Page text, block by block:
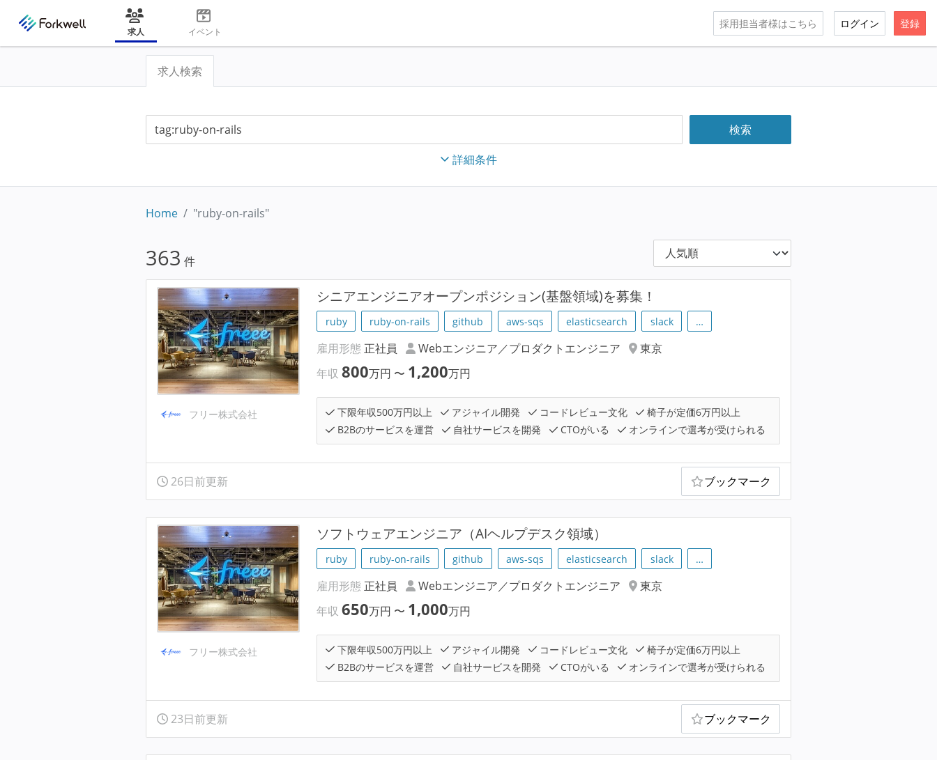
求人 イベント
採用担当者様はこちら ログイン 登録
求人検索
詳細条件
Home "ruby-on-rails"
363 件
フリー株式会社
シニアエンジニアオープンポジション(基盤領域)を募集！
ruby ruby-on-rails github aws-sqs elasticsearch slack …
雇用形態 正社員 Webエンジニア／プロダクトエンジニア
東京
年収800万円 〜 1,200万円
下限年収500万円以上 アジャイル開発 コードレビュー文化
椅子が定価6万円以上
B2Bのサービスを運営
自社サービスを開発 CTOがいる オンラインで選考が受けられる
26日前更新 ブックマーク
フリー株式会社
ソフトウェアエンジニア（AIヘルプデスク領域）
ruby ruby-on-rails github aws-sqs elasticsearch slack …
雇用形態 正社員 Webエンジニア／プロダクトエンジニア
東京
年収650万円 〜 1,000万円
下限年収500万円以上 アジャイル開発 コードレビュー文化
椅子が定価6万円以上
B2Bのサービスを運営
自社サービスを開発 CTOがいる オンラインで選考が受けられる
23日前更新 ブックマーク